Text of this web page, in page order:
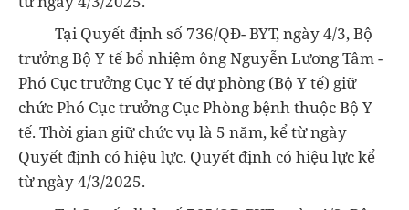
Tại Quyết định số 736/QĐ- BYT, ngày 4/3, Bộ
trưởng Bộ Y tế bổ nhiệm ông Nguyễn Lương Tâm -
Phó Cục trưởng Cục Y tế dự phòng (Bộ Y tế) giữ
chức Phó Cục trưởng Cục Phòng bệnh thuộc Bộ Y
tế. Thời gian giữ chức vụ là 5 năm, kể từ ngày
Quyết định có hiệu lực. Quyết định có hiệu lực kể
từ ngày 4/3/2025.